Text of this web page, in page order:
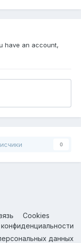
have an account,
0
Cookies
данных